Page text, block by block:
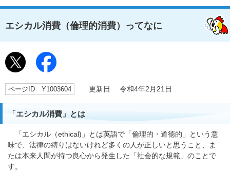
エシカル消費（倫理的消費）ってなに
ページID Y1003604 更新日 令和4年2月21日
「エシカル消費」とは
「エシカル（ethical)」とは英語で「倫理的・道徳的」という意
味で、法律の縛りはないけれど多くの人が正しいと思うこと、ま
たは本来人間が持つ良心から発生した「社会的な規範」のことで
す。